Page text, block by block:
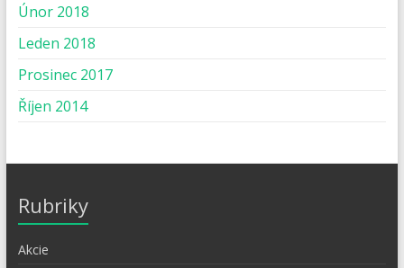
Únor 2018
Leden 2018
Prosinec 2017
Říjen 2014
Rubriky
Akcie